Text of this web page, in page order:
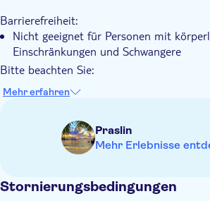
Barrierefreiheit:
Nicht geeignet für Personen mit
Einschränkungen und Schwangere
Bitte beachten Sie:
Bitte bestätigen Sie vor der Tour die
Abholort mit dem lokalen Veranstalter.
Bitte stellen Sie sicher, dass die bei der
angegebenen Namen mit denen in Ihren
Das Mindestalter für die Teilnahme an
Mehr erfahren
Praslin
Mehr Erlebnisse
Stornierungsbedingungen